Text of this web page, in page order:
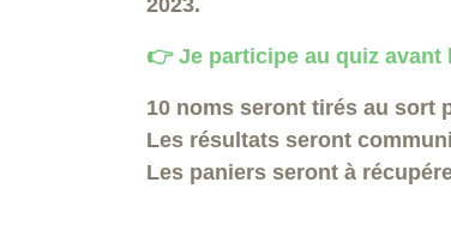
👉 ​Je participe au quiz avant
10 noms seront tirés au sort
Les résultats seront
Les paniers seront à